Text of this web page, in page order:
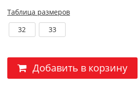
Таблица размеров
32
33
Добавить в корзину